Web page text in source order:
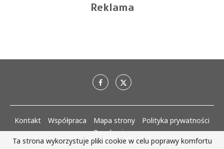
Reklama
Kontakt Współpraca Mapa strony
Polityka prywatności
Regulaminy
Ta strona wykorzystuje pliki cookie w celu poprawy komfortu